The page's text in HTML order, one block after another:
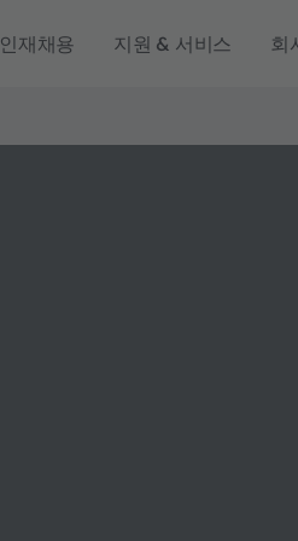
인재채용 지원 & 서비스 회